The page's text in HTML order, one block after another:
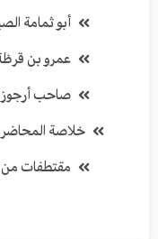
أبو ثمامة
عمرو بن
صاحب
خلاصة
مقتطفات من